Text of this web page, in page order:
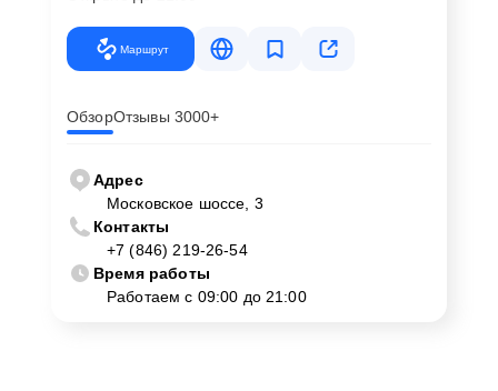
Маршрут
ОбзорОтзывы 3000+
Адрес
Московское шоссе, 3
Контакты
+7 (846) 219-26-54
Время работы
Работаем с 09:00 до 21:00